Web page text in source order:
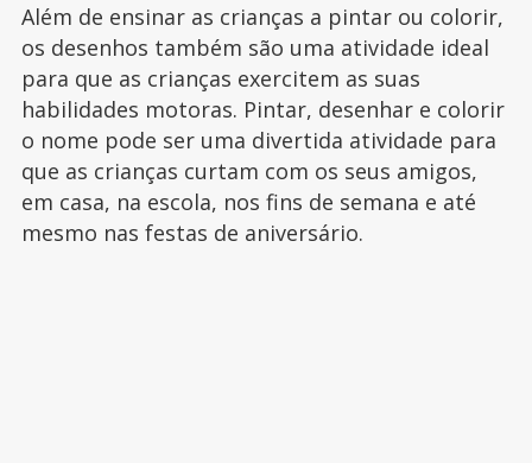
Além de ensinar as crianças a pintar ou colorir,
os desenhos também são uma atividade ideal
para que as crianças exercitem as suas
habilidades motoras. Pintar, desenhar e colorir
o nome pode ser uma divertida atividade para
que as crianças curtam com os seus amigos,
em casa, na escola, nos fins de semana e até
mesmo nas festas de aniversário.